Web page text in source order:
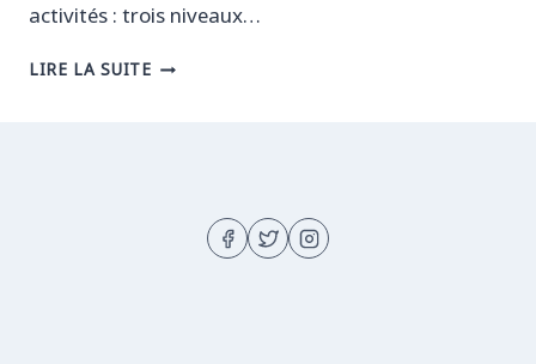
activités : trois niveaux…
LIRE LA SUITEFÊTE